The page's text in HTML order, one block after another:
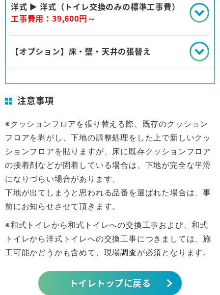
洋式 ▶ 洋式（トイレ交換のみの標準工事費）
工事費用：39,600円～
【オプション】床・壁・天井の張替え
注意事項
※クッションフロアを張り替える際、既存のクッション
フロアを剥がし、下地の調整処理をした上で新しいクッ
ションフロアを貼りますが、床に既存クッションフロア
の接着剤などが固着している場合は、下地が完全な平滑
になりづらい場合があります。
下地が出てしまうと思われる品番を選ばれた場合は、事
前にお知らせさせて頂きます。
※和式トイレから和式トイレへの交換工事および、和式
トイレから洋式トイレへの交換工事につきましては、施
工可能かどうかも含めて、現場調査が必須となります。
トイレトップに戻る